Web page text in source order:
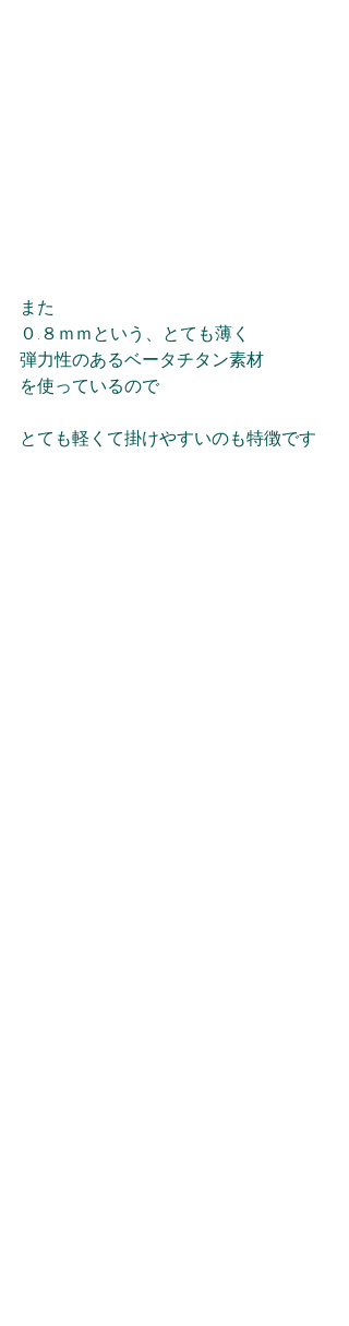
また
０.８ｍｍという、とても薄く
弾力性のあるベータチタン素材
を使っているので
とても軽くて掛けやすいのも特徴です